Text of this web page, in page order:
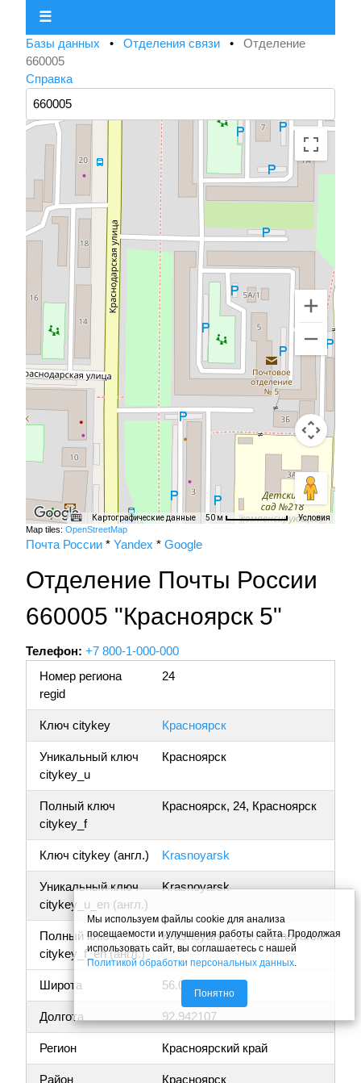
☰
Базы данных • Отделения связи • Отделение
660005
Справка
Картографические данные 50 м Условия
Map tiles: OpenStreetMap
Почта России * Yandex * Google
Отделение Почты России
660005 "Красноярск 5"
Телефон: +7 800-1-000-000
Номер региона
regid
24
Ключ citykey Красноярск
Уникальный ключ
citykey_u
Красноярск
Полный ключ
citykey_f
Красноярск, 24, Красноярск
Ключ citykey (англ.) Krasnoyarsk
Уникальный ключ
citykey_u_en (англ.)
Krasnoyarsk
Полный ключ
citykey_f_en (англ.)
Krasnoyarsk, 24, Krasnoyarsk
Широта 56.047419
Долгота 92.942107
Регион Красноярский край
Район Красноярск
Мы используем файлы cookie для анализа
посещаемости и улучшения работы сайта. Продолжая
использовать сайт, вы соглашаетесь с нашей
Политикой обработки персональных данных.
Понятно